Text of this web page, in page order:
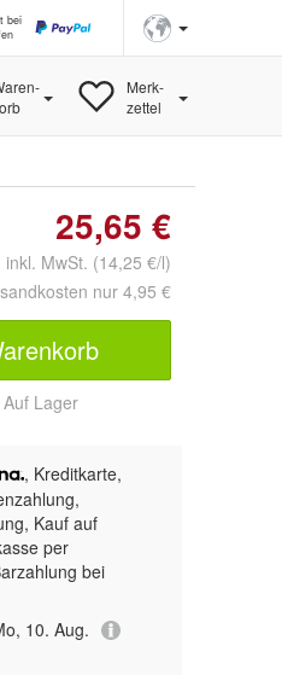
bei
Merk-
zettel
25,65 €
MwSt. (14,25 €/l)
nur 4,95 €
Auf Lager
, Kreditkarte,
Kauf auf
per
bei
10. Aug.